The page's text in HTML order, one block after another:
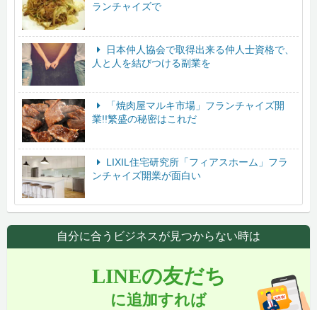
ランチャイズで
日本仲人協会で取得出来る仲人士資格で、
人と人を結びつける副業を
「焼肉屋マルキ市場」フランチャイズ開
業!!繁盛の秘密はこれだ
LIXIL住宅研究所「フィアスホーム」フラ
ンチャイズ開業が面白い
自分に合うビジネスが見つからない時は
LINEの友だち
に追加すれば